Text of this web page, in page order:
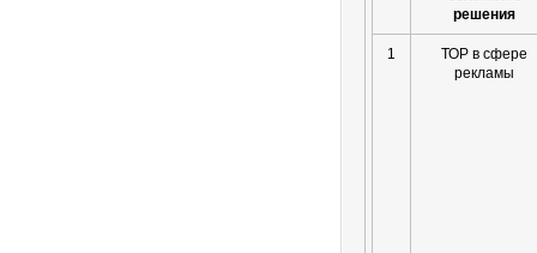
решения
1
ТОР в сфере
рекламы